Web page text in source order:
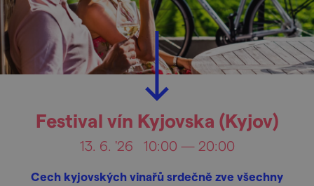
Festival vín Kyjovska (Kyjov)
13. 6. '26 10:00 — 20:00
Cech kyjovských vinařů srdečně zve všechny